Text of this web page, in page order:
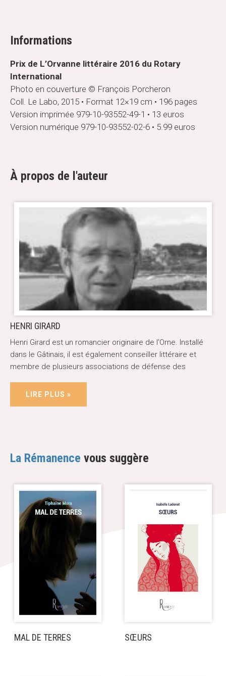
Informations
Prix de L’Orvanne littéraire 2016 du Rotary
International
Photo en couverture © François Porcheron
Coll. Le Labo, 2015 • Format 12×19 cm • 196 pages
Version imprimée 979-10-93552-49-1 • 13 euros
Version numérique 979-10-93552-02-6 • 5.99 euros
À propos de l'auteur
HENRI GIRARD
Henri Girard est un romancier originaire de l’Orne. Installé
dans le Gâtinais, il est également conseiller littéraire et
membre de plusieurs associations de défense des
LIRE PLUS »
La Rémanence vous suggère
MAL DE TERRES SŒURS